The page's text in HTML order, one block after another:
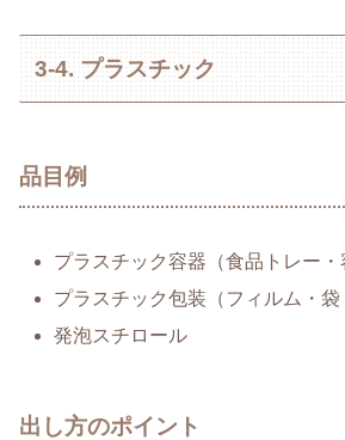
3-4. プラスチック
品目例
プラスチック容器（食品トレー・
プラスチック包装（フィルム・袋
発泡スチロール
出し方のポイント